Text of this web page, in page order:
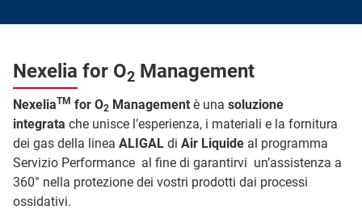
Nexelia for O2 Management
NexeliaTM for O2 Management è una soluzione
integrata che unisce l’esperienza, i materiali e la fornitura
dei gas della linea ALIGAL di Air Liquide al programma
Servizio Performance al fine di garantirvi un’assistenza a
360° nella protezione dei vostri prodotti dai processi
ossidativi.